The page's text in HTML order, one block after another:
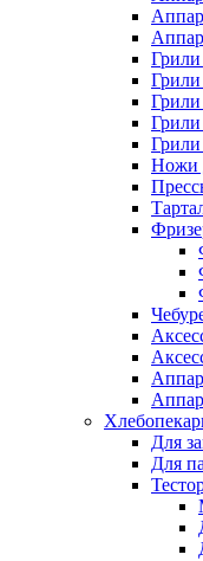
Грили
Грили
Грили
Ножи
Для
Для